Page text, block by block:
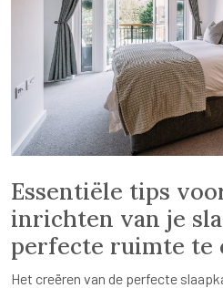
Essentiële tips
inrichten van je
perfecte ruimte te
Het creëren van de perfecte